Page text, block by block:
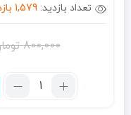
تعداد بازدید: 1,579 بازدید
800,000
تعداد: